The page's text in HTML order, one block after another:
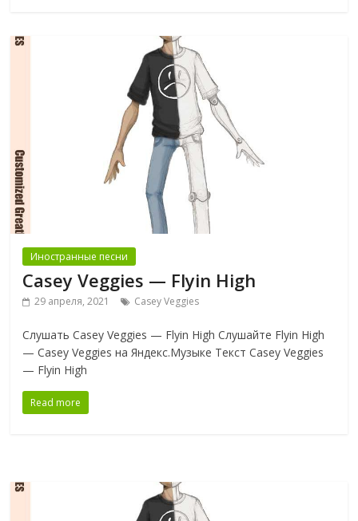
Иностранные песни
Casey Veggies — Flyin High
29 апреля, 2021 Casey Veggies
Слушать Casey Veggies — Flyin High Слушайте Flyin High
— Casey Veggies на Яндекс.Музыке Текст Casey Veggies
— Flyin High
Read more